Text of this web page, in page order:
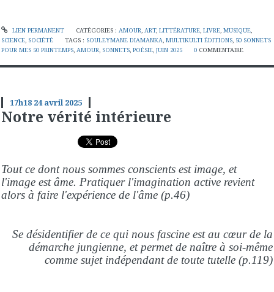
LIEN PERMANENT CATÉGORIES : AMOUR ART, LITTÉRATURE, LIVRE, MUSIQUE,
SCIENCE SOCIÉTÉ TAGS : SOULEYMANE DIAMANKA ,MULTIKULTI ÉDITIONS 50 SONNETS
POUR MES 50 PRINTEMPS AMOUR SONNETS POÉSIE JUIN 2025 0 COMMENTAIRE
17h18 24 avril 2025
Notre vérité intérieure
Tout ce dont nous sommes conscients est image, et
l'image est âme. Pratiquer l'imagination active revient
alors à faire l'expérience de l'âme (p.46)
Se désidentifier de ce qui nous fascine est au cœur de la
démarche jungienne, et permet de naître à soi-même
comme sujet indépendant de toute tutelle (p.119)